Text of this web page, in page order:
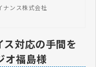
ナンス株式会社
対応の手間を
オ福島様